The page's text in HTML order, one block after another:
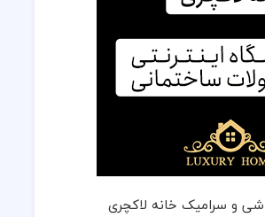
و سرامیک خانه لاکچری